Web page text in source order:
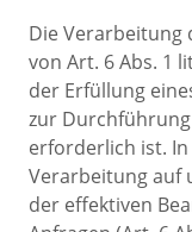
Die Verarbeitung
von Art. 6 Abs. 1
der Erfüllung
zur
erforderlich ist.
Verarbeitung auf
der effektiven